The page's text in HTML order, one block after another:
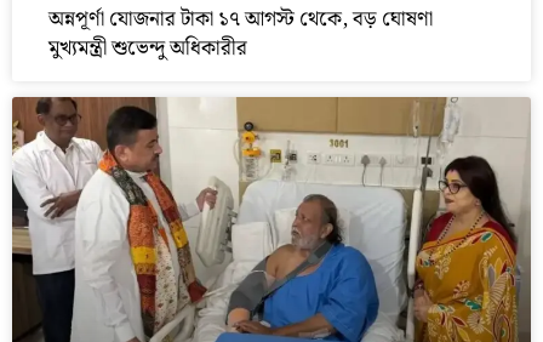
অন্নপূর্ণা যোজনার টাকা ১৭ আগস্ট থেকে, বড় ঘোষণা
মুখ্যমন্ত্রী শুভেন্দু অধিকারীর